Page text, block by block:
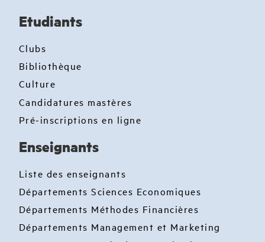
Etudiants
Clubs
Bibliothèque
Culture
Candidatures mastères
Pré-inscriptions en ligne
Enseignants
Liste des enseignants
Départements Sciences Economiques
Départements Méthodes Financières
Départements Management et Marketing